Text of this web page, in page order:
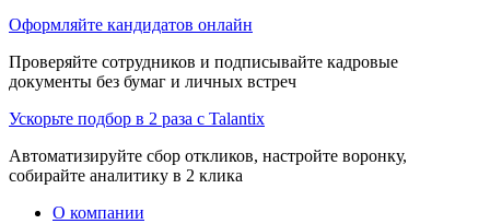
Оформляйте кандидатов онлайн
Проверяйте сотрудников и подписывайте кадровые
документы без бумаг и личных встреч
Ускорьте подбор в 2 раза с Talantix
Автоматизируйте сбор откликов, настройте воронку,
собирайте аналитику в 2 клика
О компании